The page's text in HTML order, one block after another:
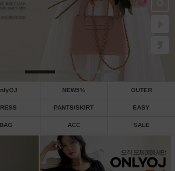
NEW5% OUTER
PANTS/SKIRT EASY
BAG ACC SALE